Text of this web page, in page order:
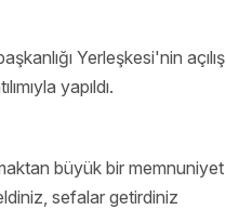
Yerleşkesi'nin açılış
yapıldı.
büyük bir memnuniyet
sefalar getirdiniz